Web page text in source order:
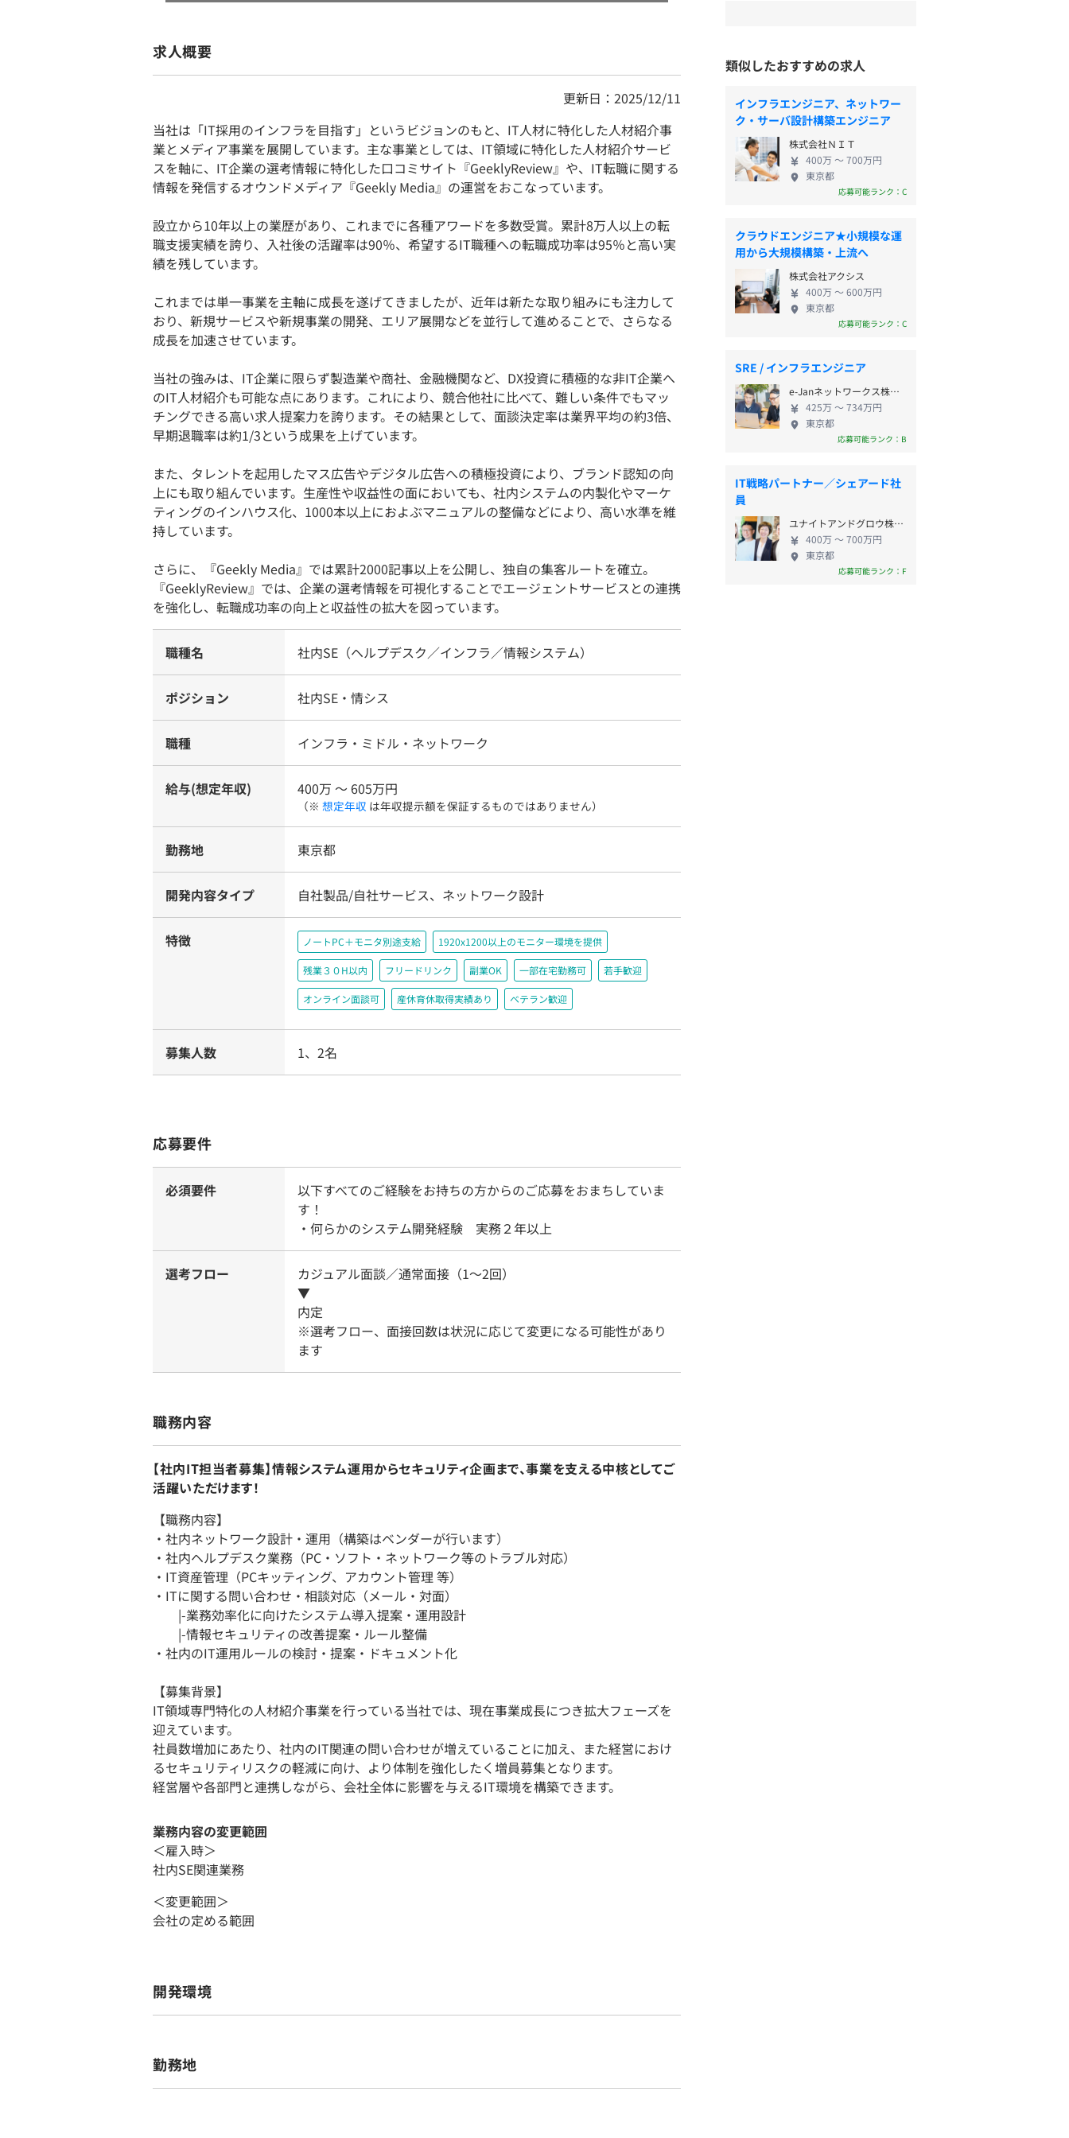
求人概要
更新日：2025/12/11
当社は「IT採用のインフラを目指す」というビジョンのもと、IT人材に特化した人材紹介事
業とメディア事業を展開しています。主な事業としては、IT領域に特化した人材紹介サービ
スを軸に、IT企業の選考情報に特化した口コミサイト『GeeklyReview』や、IT転職に関する
情報を発信するオウンドメディア『Geekly Media』の運営をおこなっています。
設立から10年以上の業歴があり、これまでに各種アワードを多数受賞。累計8万人以上の転
職支援実績を誇り、入社後の活躍率は90％、希望するIT職種への転職成功率は95％と高い実
績を残しています。
これまでは単一事業を主軸に成長を遂げてきましたが、近年は新たな取り組みにも注力して
おり、新規サービスや新規事業の開発、エリア展開などを並行して進めることで、さらなる
成長を加速させています。
当社の強みは、IT企業に限らず製造業や商社、金融機関など、DX投資に積極的な非IT企業へ
のIT人材紹介も可能な点にあります。これにより、競合他社に比べて、難しい条件でもマッ
チングできる高い求人提案力を誇ります。その結果として、面談決定率は業界平均の約3倍、
早期退職率は約1/3という成果を上げています。
また、タレントを起用したマス広告やデジタル広告への積極投資により、ブランド認知の向
上にも取り組んでいます。生産性や収益性の面においても、社内システムの内製化やマーケ
ティングのインハウス化、1000本以上におよぶマニュアルの整備などにより、高い水準を維
持しています。
さらに、『Geekly Media』では累計2000記事以上を公開し、独自の集客ルートを確立。
『GeeklyReview』では、企業の選考情報を可視化することでエージェントサービスとの連携
を強化し、転職成功率の向上と収益性の拡大を図っています。
職種名 社内SE（ヘルプデスク／インフラ／情報システム）
ポジション 社内SE・情シス
職種 インフラ・ミドル・ネットワーク
給与(想定年収) 400万 〜 605万円
（※ 想定年収 は年収提示額を保証するものではありません）
勤務地 東京都
開発内容タイプ 自社製品/自社サービス、ネットワーク設計
特徴 ノートPC＋モニタ別途支給 1920x1200以上のモニター環境を提供
残業３０H以内 フリードリンク 副業OK 一部在宅勤務可 若手歓迎
オンライン面談可 産休育休取得実績あり ベテラン歓迎
募集人数 1、2名
応募要件
必須要件
以下すべてのご経験をお持ちの方からのご応募をおまちしていま
す！
・何らかのシステム開発経験 実務２年以上
選考フロー
カジュアル面談／通常面接（1～2回）
▼
内定
※選考フロー、面接回数は状況に応じて変更になる可能性があり
ます
職務内容
【社内IT担当者募集】情報システム運用からセキュリティ企画まで、事業を支える中核としてご
活躍いただけます！
【職務内容】
・社内ネットワーク設計・運用（構築はベンダーが行います）
・社内ヘルプデスク業務（PC・ソフト・ネットワーク等のトラブル対応）
・IT資産管理（PCキッティング、アカウント管理 等）
・ITに関する問い合わせ・相談対応（メール・対面）
|-業務効率化に向けたシステム導入提案・運用設計
|-情報セキュリティの改善提案・ルール整備
・社内のIT運用ルールの検討・提案・ドキュメント化
【募集背景】
IT領域専門特化の人材紹介事業を行っている当社では、現在事業成長につき拡大フェーズを
迎えています。
社員数増加にあたり、社内のIT関連の問い合わせが増えていることに加え、また経営におけ
るセキュリティリスクの軽減に向け、より体制を強化したく増員募集となります。
経営層や各部門と連携しながら、会社全体に影響を与えるIT環境を構築できます。
業務内容の変更範囲
＜雇入時＞
社内SE関連業務
＜変更範囲＞
会社の定める範囲
開発環境
勤務地
類似したおすすめの求人
インフラエンジニア、ネットワー
ク・サーバ設計構築エンジニア
株式会社ＮＩＴ
400万 〜 700万円
東京都
応募可能ランク：C
クラウドエンジニア★小規模な運
用から大規模構築・上流へ
株式会社アクシス
400万 〜 600万円
東京都
応募可能ランク：C
SRE / インフラエンジニア
e-Janネットワークス株式会社
425万 〜 734万円
東京都
応募可能ランク：B
IT戦略パートナー／シェアード社
員
ユナイトアンドグロウ株式会社
400万 〜 700万円
東京都
応募可能ランク：F